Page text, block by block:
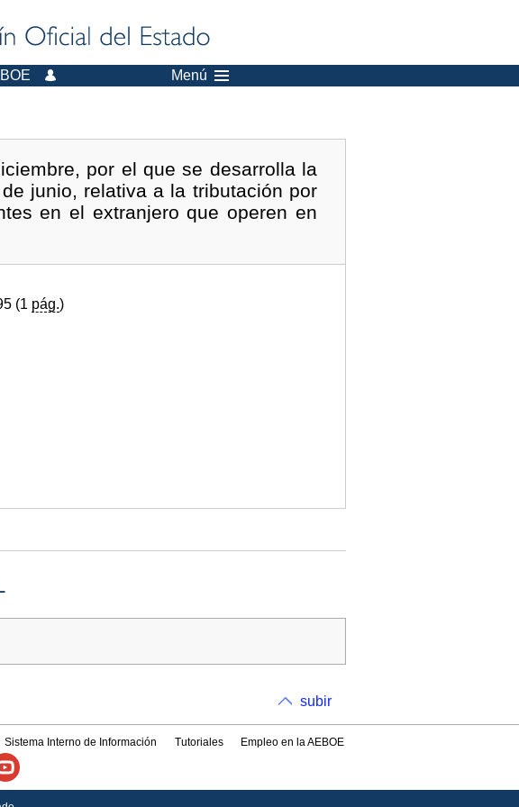
Menú
por el que se desarrolla la
junio, relativa a la tributación por
en el extranjero que operen en
(1 pág.)
subir
Sistema Interno de Información Tutoriales Empleo en la AEBOE